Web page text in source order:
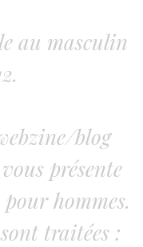
au masculin
blog
présente
hommes.
traitées :